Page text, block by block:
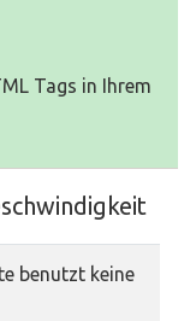
Tags in Ihrem
benutzt keine